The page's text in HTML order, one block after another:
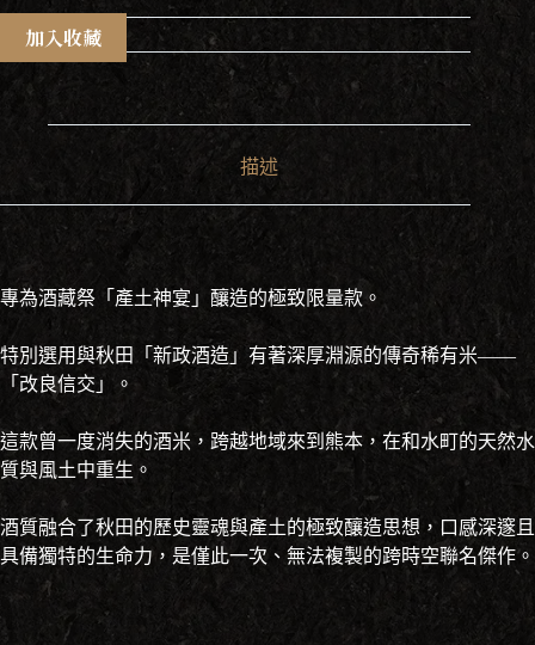
加入收藏
描述
專為酒藏祭「產土神宴」釀造的極致限量款。
特別選用與秋田「新政酒造」有著深厚淵源的傳奇稀有米——
「改良信交」。
這款曾一度消失的酒米，跨越地域來到熊本，在和水町的天然水
質與風土中重生。
酒質融合了秋田的歷史靈魂與產土的極致釀造思想，口感深邃且
具備獨特的生命力，是僅此一次、無法複製的跨時空聯名傑作。